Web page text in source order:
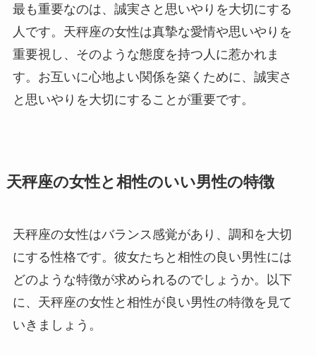
最も重要なのは、誠実さと思いやりを大切にする
人です。天秤座の女性は真摯な愛情や思いやりを
重要視し、そのような態度を持つ人に惹かれま
す。お互いに心地よい関係を築くために、誠実さ
と思いやりを大切にすることが重要です。
天秤座の女性と相性のいい男性の特徴
天秤座の女性はバランス感覚があり、調和を大切
にする性格です。彼女たちと相性の良い男性には
どのような特徴が求められるのでしょうか。以下
に、天秤座の女性と相性が良い男性の特徴を見て
いきましょう。